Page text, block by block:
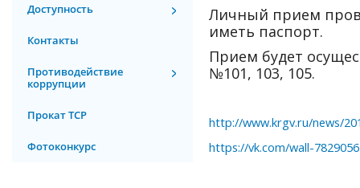
Доступность
Контакты
Противодействие
коррупции
Прокат ТСР
Фотоконкурс
Личный прием
иметь паспорт.
Прием будет
№101, 103, 105.
http://www.krgv.ru/news/
https://vk.com/wall-